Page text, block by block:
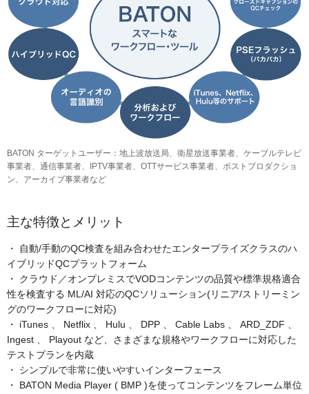
BATON ターゲットユーザー：地上波放送局、衛星放送事業者、ケーブルテレビ
事業者、通信事業者、IPTV事業者、OTTサービス事業者、ポストプロダクショ
ン、アーカイブ事業者など
主な特徴とメリット
・ 自動/手動のQC検査を組み合わせたエンタープライズクラスのハ
イブリッドQCプラットフォーム
・ クラウド／オンプレミスでVODコンテンツの品質や標準規格適合
性を検査する ML/AI 対応のQCソリューション(リニア/ストリーミン
グのワークフローに対応)
・ iTunes 、 Netflix 、 Hulu 、 DPP 、 Cable Labs 、 ARD_ZDF 、
Ingest 、 Playout など、さまざまな規格やワークフローに対応した
テストプランを内蔵
・ シンプルで非常に使いやすいインターフェース
・ BATON Media Player ( BMP )を使ってコンテンツをフレーム単位